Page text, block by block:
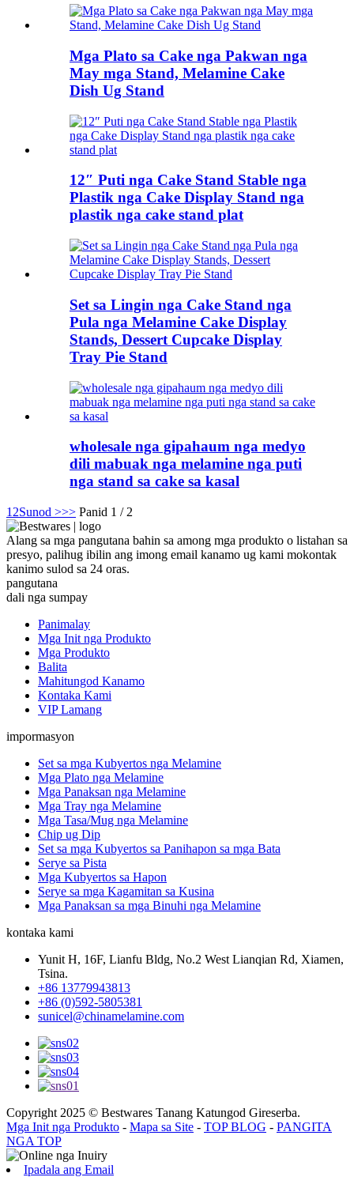
Mga Plato sa Cake nga Pakwan nga
May mga Stand, Melamine Cake
Dish Ug Stand
12″ Puti nga Cake Stand Stable nga
Plastik nga Cake Display Stand nga
plastik nga cake stand plat
Set sa Lingin nga Cake Stand nga
Pula nga Melamine Cake Display
Stands, Dessert Cupcake Display
Tray Pie Stand
wholesale nga gipahaum nga medyo
dili mabuak nga melamine nga puti
nga stand sa cake sa kasal
1 2Sunod >>> Panid 1 / 2
Alang sa mga pangutana bahin sa among mga produkto o listahan sa
presyo, palihug ibilin ang imong email kanamo ug kami mokontak
kanimo sulod sa 24 oras.
pangutana
dali nga sumpay
Panimalay
Mga Init nga Produkto
Mga Produkto
Balita
Mahitungod Kanamo
Kontaka Kami
VIP Lamang
impormasyon
Set sa mga Kubyertos nga Melamine
Mga Plato nga Melamine
Mga Panaksan nga Melamine
Mga Tray nga Melamine
Mga Tasa/Mug nga Melamine
Chip ug Dip
Set sa mga Kubyertos sa Panihapon sa mga Bata
Serye sa Pista
Mga Kubyertos sa Hapon
Serye sa mga Kagamitan sa Kusina
Mga Panaksan sa mga Binuhi nga Melamine
kontaka kami
Yunit H, 16F, Lianfu Bldg, No.2 West Lianqian Rd, Xiamen,
Tsina.
+86 13779943813
+86 (0)592-5805381
sunicel@chinamelamine.com
Copyright 2025 © Bestwares Tanang Katungod Gireserba.
Mga Init nga Produkto - Mapa sa Site - TOP BLOG - PANGITA
NGA TOP
Ipadala ang Email